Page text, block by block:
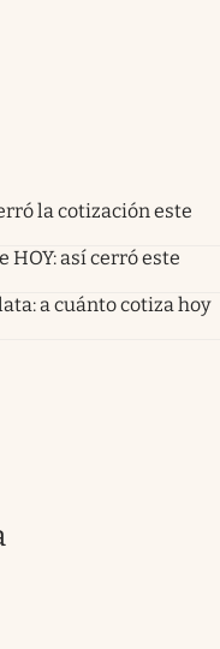
la cotización este
HOY: así cerró este
a cuánto cotiza hoy